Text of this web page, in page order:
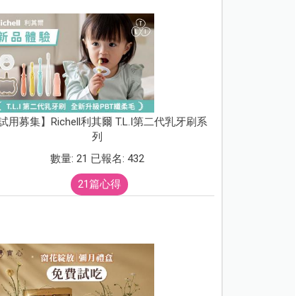
試用募集】Richell利其爾 T.L.I第二代乳牙刷系
列
數量: 21 已報名: 432
21篇心得